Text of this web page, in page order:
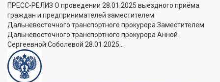
ПРЕСС-РЕЛИЗ О проведении 28.01.2025 выездного приёма
граждан и предпринимателей заместителем
Дальневосточного транспортного прокурора Заместителем
Дальневосточного транспортного прокурора Анной
Сергеевной Соболевой 28.01.2025...